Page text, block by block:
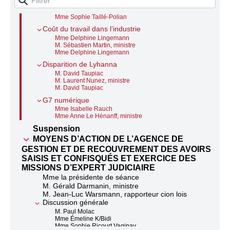
M. Jean-Pierre Farandou, ministre
Mme Sophie Taillé-Polian
Coût du travail dans l’industrie
Mme Delphine Lingemann
M. Sébastien Martin, ministre
Mme Delphine Lingemann
Disparition de Lyhanna
M. David Taupiac
M. Laurent Nunez, ministre
M. David Taupiac
G7 numérique
Mme Isabelle Rauch
Mme Anne Le Hénanff, ministre
Suspension
MOYENS D’ACTION DE L’AGENCE DE
GESTION ET DE RECOUVREMENT DES AVOIRS
SAISIS ET CONFISQUÉS ET EXERCICE DES
MISSIONS D’EXPERT JUDICIAIRE
Mme la présidente de séance
M. Gérald Darmanin, ministre
M. Jean-Luc Warsmann, rapporteur cion lois
Discussion générale
M. Paul Molac
Mme Émeline K/Bidi
Mme Sophie Ricourt Vaginay